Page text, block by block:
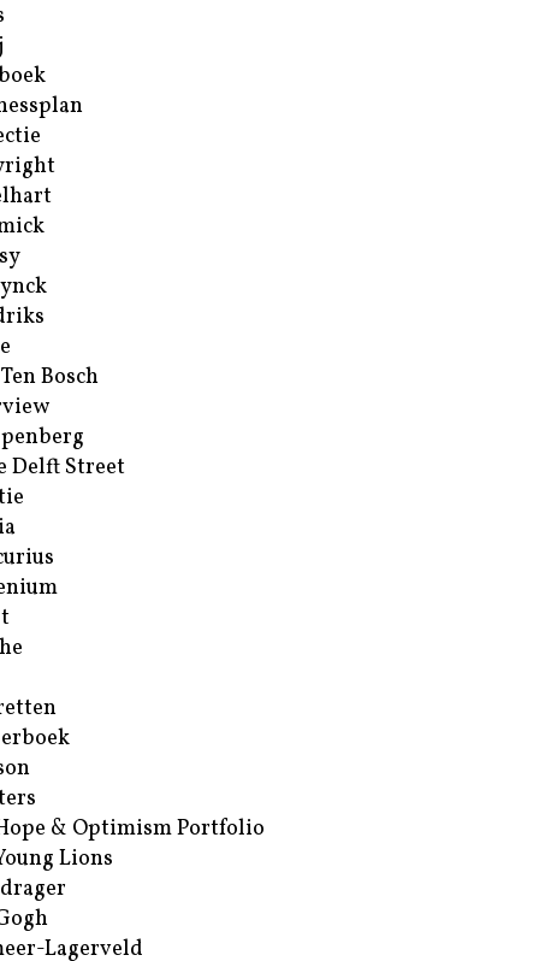
Bosch
Delft Street
& Optimism Portfolio
Lions
Lagerveld